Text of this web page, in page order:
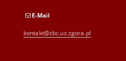
E-Mail
kontakt@zbc.uz.zgora.pl